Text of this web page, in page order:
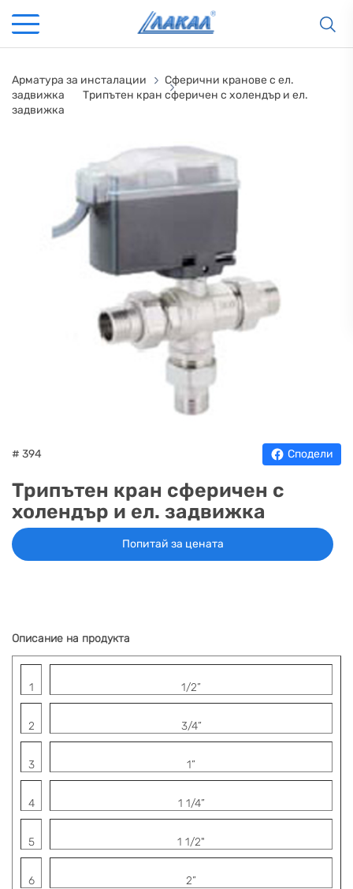
КАМИНИ
KАМИНИ
НА
ПЕЛЕТИ
КОТЛИ
Арматура за инсталации
Сферични кранове с ел.
задвижка
Трипътен кран сферичен с холендър и ел.
задвижка
# 394 Сподели
Трипътен кран сферичен с
холендър и ел. задвижка
Попитай за цената
Описание на продукта
1 1/2”
2 3/4”
3 1”
4 1 1/4”
5 1 1/2"
6 2”